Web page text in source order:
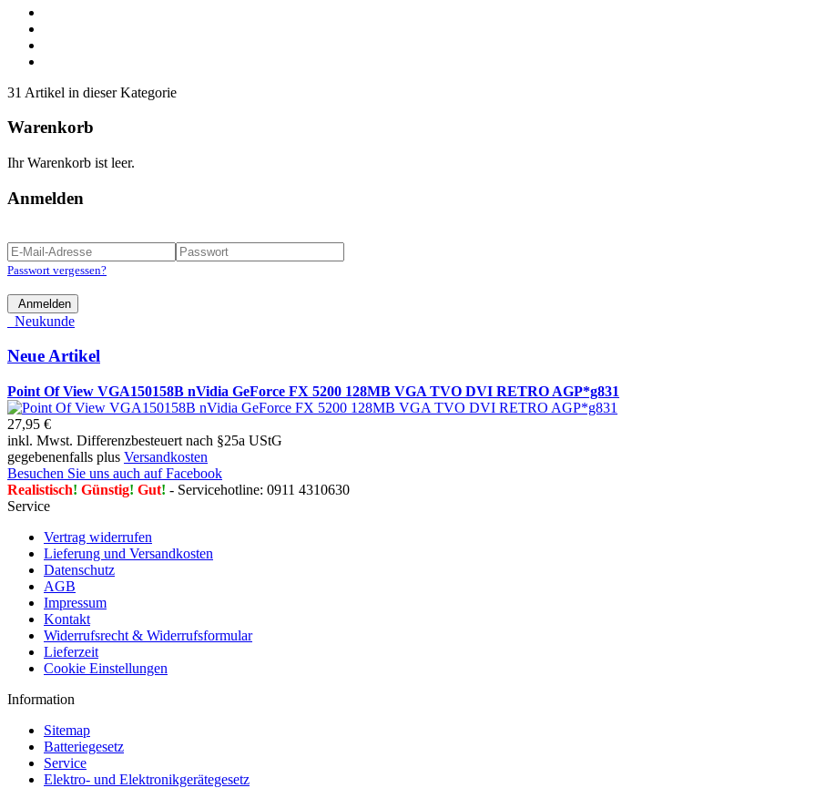
31 Artikel in dieser Kategorie
Warenkorb
Ihr Warenkorb ist leer.
Anmelden
Passwort vergessen?
Anmelden
Neukunde
Neue Artikel
Point Of View VGA150158B nVidia GeForce FX 5200 128MB VGA TVO DVI RETRO AGP*g831
27,95 €
inkl. Mwst. Differenzbesteuert nach §25a UStG
gegebenenfalls plus Versandkosten
Besuchen Sie uns auch auf Facebook
Realistisch! Günstig! Gut! - Servicehotline: 0911 4310630
Service
Vertrag widerrufen
Lieferung und Versandkosten
Datenschutz
AGB
Impressum
Kontakt
Widerrufsrecht & Widerrufsformular
Lieferzeit
Cookie Einstellungen
Information
Sitemap
Batteriegesetz
Service
Elektro- und Elektronikgerätegesetz